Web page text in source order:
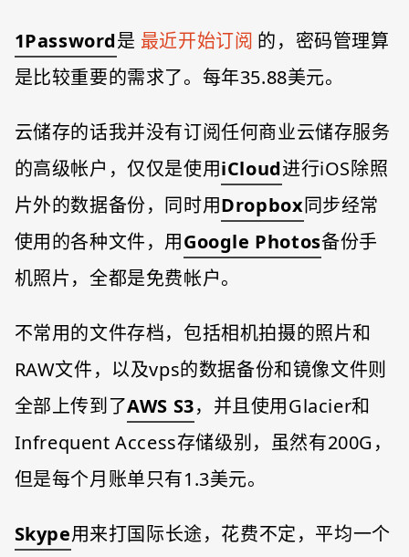
1Password是 最近开始订阅 的，密码管理算
是比较重要的需求了。每年35.88美元。
云储存的话我并没有订阅任何商业云储存服务
的高级帐户，仅仅是使用iCloud进行iOS除照
片外的数据备份，同时用Dropbox同步经常
使用的各种文件，用Google Photos备份手
机照片，全都是免费帐户。
不常用的文件存档，包括相机拍摄的照片和
RAW文件，以及vps的数据备份和镜像文件则
全部上传到了AWS S3，并且使用Glacier和
Infrequent Access存储级别，虽然有200G，
但是每个月账单只有1.3美元。
Skype用来打国际长途，花费不定，平均一个